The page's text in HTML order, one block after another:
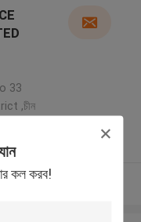
কল করব!
33
,চীন